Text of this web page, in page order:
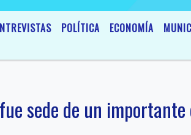
POLÍTICA ECONOMÍA
sede de un